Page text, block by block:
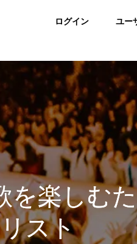
ログイン ユー
楽しむ
スト